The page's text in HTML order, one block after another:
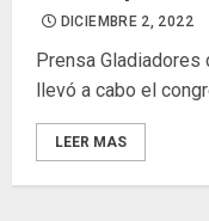
DICIEMBRE 2, 2022
Prensa
llevó a cabo el
LEER MAS